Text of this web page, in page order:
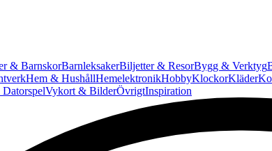
& BarnskorBarnleksakerBiljetter & ResorBygg & Verktyg
Hem & HushållHemelektronikHobbyKlockorKläder
Vykort & BilderÖvrigtInspiration